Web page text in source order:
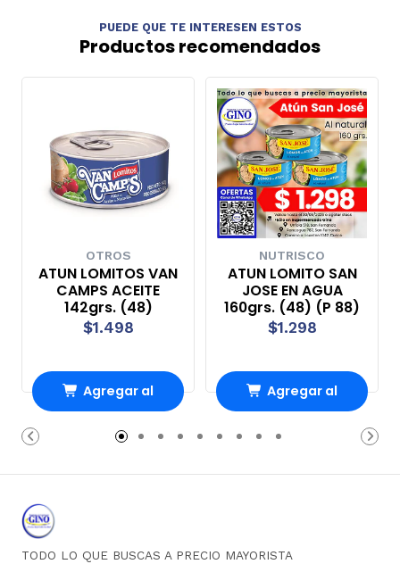
PUEDE QUE TE INTERESEN ESTOS
Productos recomendados
OTROS
ATUN LOMITOS VAN
CAMPS ACEITE
142grs. (48)
$1.498
Agregar al
Carro
NUTRISCO
ATUN LOMITO SAN
JOSE EN AGUA
160grs. (48) (P 88)
$1.298
Agregar al
Carro
TODO LO QUE BUSCAS A PRECIO MAYORISTA